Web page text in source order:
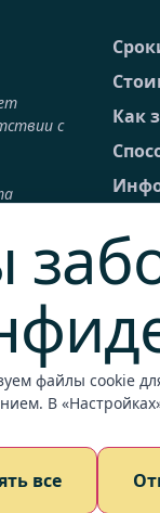
с
из
Как
GDPR
файлы cookie
В
все